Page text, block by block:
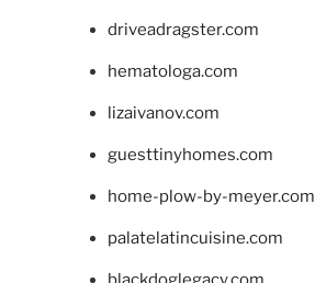
driveadragster.com
hematologa.com
lizaivanov.com
guesttinyhomes.com
home-plow-by-meyer.com
palatelatincuisine.com